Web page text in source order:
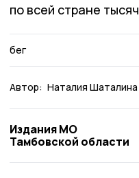
по всей стране
бег
Автор: Наталия Шаталина
Издания МО
Тамбовской области